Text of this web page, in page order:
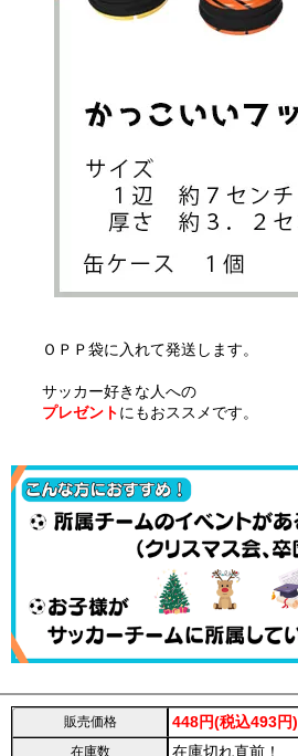
ＯＰＰ袋に入れて発送します。
サッカー好きな人への
プレゼントにもおススメです。
販売価格 448円(税込493円)
在庫数 在庫切れ直前！